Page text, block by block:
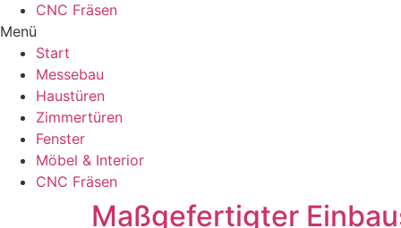
CNC Fräsen
Menü
Start
Messebau
Haustüren
Zimmertüren
Fenster
Möbel & Interior
CNC Fräsen
Maßgefertigter